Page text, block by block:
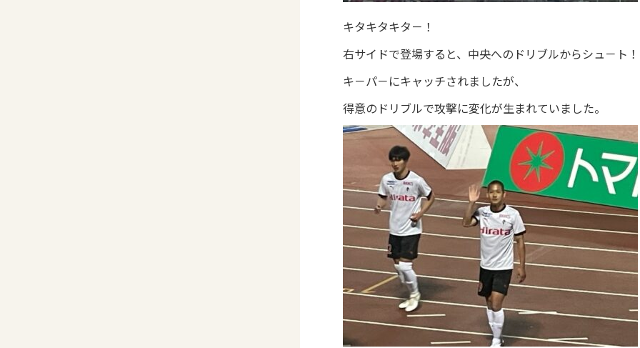
キタキタキタ－！
右サイドで登場すると、中央へのドリブルからシュ－ト！
キ－パ－にキャッチされましたが、
得意のドリブルで攻撃に変化が生まれていました。